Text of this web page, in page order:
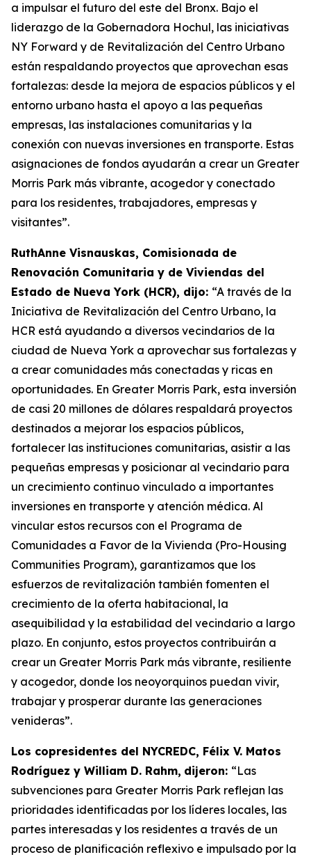
a impulsar el futuro del este del Bronx. Bajo el
liderazgo de la Gobernadora Hochul, las iniciativas
NY Forward y de Revitalización del Centro Urbano
están respaldando proyectos que aprovechan esas
fortalezas: desde la mejora de espacios públicos y el
entorno urbano hasta el apoyo a las pequeñas
empresas, las instalaciones comunitarias y la
conexión con nuevas inversiones en transporte. Estas
asignaciones de fondos ayudarán a crear un Greater
Morris Park más vibrante, acogedor y conectado
para los residentes, trabajadores, empresas y
visitantes”.
RuthAnne Visnauskas, Comisionada de
Renovación Comunitaria y de Viviendas del
Estado de Nueva York (HCR), dijo: “A través de la
Iniciativa de Revitalización del Centro Urbano, la
HCR está ayudando a diversos vecindarios de la
ciudad de Nueva York a aprovechar sus fortalezas y
a crear comunidades más conectadas y ricas en
oportunidades. En Greater Morris Park, esta inversión
de casi 20 millones de dólares respaldará proyectos
destinados a mejorar los espacios públicos,
fortalecer las instituciones comunitarias, asistir a las
pequeñas empresas y posicionar al vecindario para
un crecimiento continuo vinculado a importantes
inversiones en transporte y atención médica. Al
vincular estos recursos con el Programa de
Comunidades a Favor de la Vivienda (Pro-Housing
Communities Program), garantizamos que los
esfuerzos de revitalización también fomenten el
crecimiento de la oferta habitacional, la
asequibilidad y la estabilidad del vecindario a largo
plazo. En conjunto, estos proyectos contribuirán a
crear un Greater Morris Park más vibrante, resiliente
y acogedor, donde los neoyorquinos puedan vivir,
trabajar y prosperar durante las generaciones
venideras”.
Los copresidentes del NYCREDC, Félix V. Matos
Rodríguez y William D. Rahm, dijeron: “Las
subvenciones para Greater Morris Park reflejan las
prioridades identificadas por los líderes locales, las
partes interesadas y los residentes a través de un
proceso de planificación reflexivo e impulsado por la